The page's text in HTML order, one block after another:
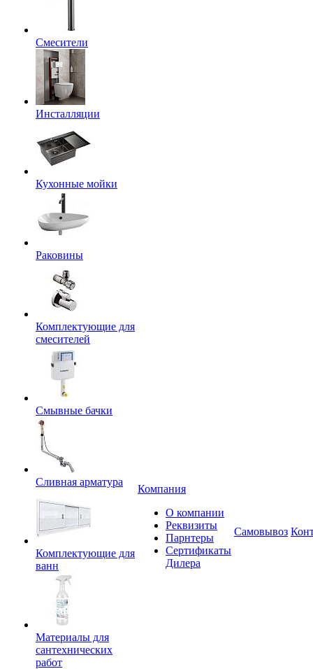
Смесители
Инсталляции
Кухонные мойки
Раковины
Комплектующие для
смесителей
Смывные бачки
Сливная арматура
Комплектующие для
ванн
Материалы для
сантехнических
работ
Компания
О компании
Реквизиты
Парнтеры
Сертификаты
Дилера
Самовывоз